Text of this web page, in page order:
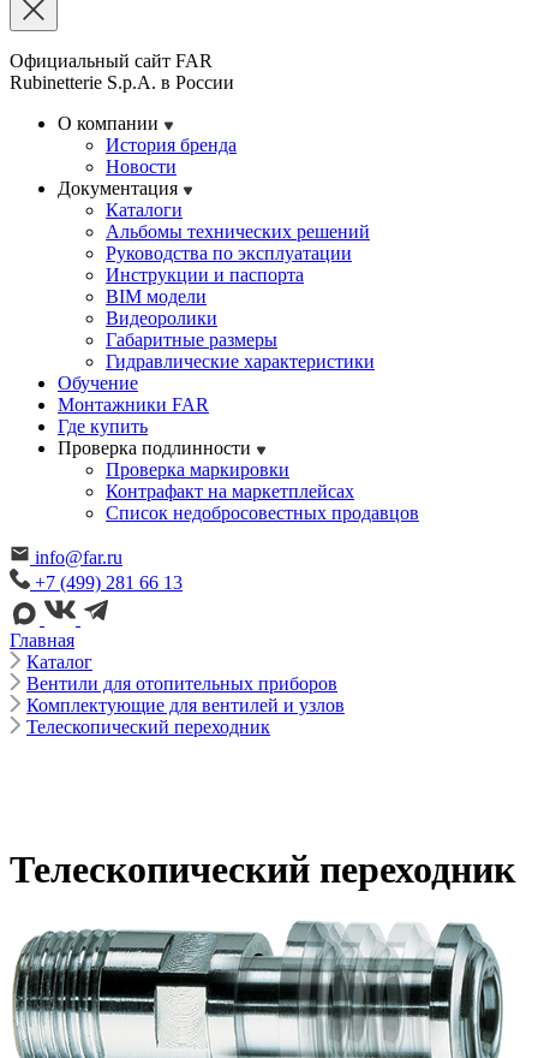
Официальный сайт FAR
Rubinetterie S.p.A. в России
О компании
История бренда
Новости
Документация
Каталоги
Альбомы технических решений
Руководства по эксплуатации
Инструкции и паспорта
BIM модели
Видеоролики
Габаритные размеры
Гидравлические характеристики
Обучение
Монтажники FAR
Где купить
Проверка подлинности
Проверка маркировки
Контрафакт на маркетплейсах
Cписок недобросовестных продавцов
info@far.ru
+7 (499) 281 66 13
Главная
Каталог
Вентили для отопительных приборов
Комплектующие для вентилей и узлов
Телескопический переходник
Телескопический переходник